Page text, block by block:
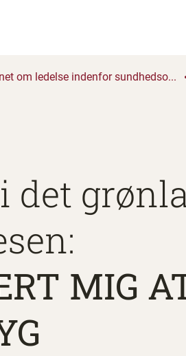
om ledelse indenfor sundhedso...
det
MIG